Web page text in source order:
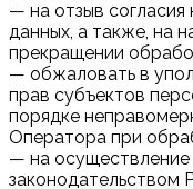
— на отзыв
данных, а также, на
прекращении
— обжаловать в
прав субъектов
порядке
Оператора при
— на
законодательством